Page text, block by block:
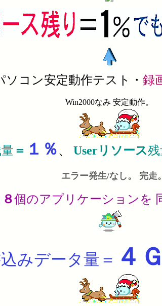
ソコン安定動作テスト・ 録
Win2000なみ 安定動作。
＝ １％、 Userリソース
エラー発生/なし。 完走。
８個のアプリケーションを
みデータ量＝ ４